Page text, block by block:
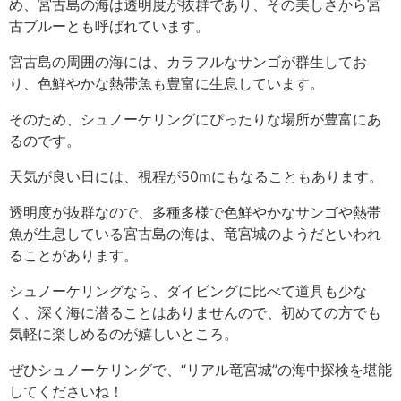
め、宮古島の海は透明度が抜群であり、その美しさから宮
古ブルーとも呼ばれています。
宮古島の周囲の海には、カラフルなサンゴが群生してお
り、色鮮やかな熱帯魚も豊富に生息しています。
そのため、シュノーケリングにぴったりな場所が豊富にあ
るのです。
天気が良い日には、視程が50mにもなることもあります。
透明度が抜群なので、多種多様で色鮮やかなサンゴや熱帯
魚が生息している宮古島の海は、竜宮城のようだといわれ
ることがあります。
シュノーケリングなら、ダイビングに比べて道具も少な
く、深く海に潜ることはありませんので、初めての方でも
気軽に楽しめるのが嬉しいところ。
ぜひシュノーケリングで、“リアル竜宮城”の海中探検を堪能
してくださいね！